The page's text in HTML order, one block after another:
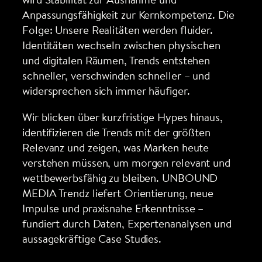
Anpassungsfähigkeit zur Kernkompetenz. Die
Folge: Unsere Realitäten werden fluider.
Identitäten wechseln zwischen physischen
und digitalen Räumen, Trends entstehen
schneller, verschwinden schneller – und
widersprechen sich immer häufiger.
Wir blicken über kurzfristige Hypes hinaus,
identifizieren die Trends mit der größten
Relevanz und zeigen, was Marken heute
verstehen müssen, um morgen relevant und
wettbewerbsfähig zu bleiben. UNBOUND
MEDIA Trendz liefert Orientierung, neue
Impulse und praxisnahe Erkenntnisse –
fundiert durch Daten, Expertenanalysen und
aussagekräftige Case Studies.